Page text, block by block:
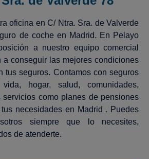
oficina en C/ Ntra. Sra. de Valverde
de coche en Madrid. En Pelayo
a nuestro equipo comercial
a conseguir las mejores condiciones
tus seguros. Contamos con seguros
hogar, salud, comunidades,
servicios como planes de pensiones
necesidades en Madrid . Puedes
siempre que lo necesites,
de atenderte.